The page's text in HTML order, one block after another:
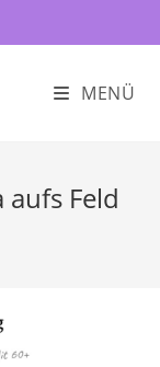
MENÜ
aufs Feld